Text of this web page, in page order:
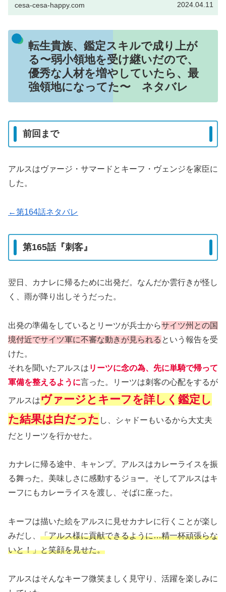
cesa-cesa-happy.com 2024.04.11
転生貴族、鑑定スキルで成り上が
る〜弱小領地を受け継いだので、
優秀な人材を増やしていたら、最
強領地になってた〜 ネタバレ
前回まで
アルスはヴァージ・サマードとキーフ・ヴェンジを家臣に
した。
←第164話ネタバレ
第165話『刺客』
翌日、カナレに帰るために出発だ。なんだか雲行きが怪し
く、雨が降り出しそうだった。
出発の準備をしているとリーツが兵士からサイツ州との国
境付近でサイツ軍に不審な動きが見られる という報告を受
けた。
それを聞いたアルスは リーツに念の為、先に単騎で帰って
軍備を整えるように言った。リーツは刺客の心配をするが
アルスはヴァージとキーフを詳しく鑑定し
た結果は白だった し、シャドーもいるから大丈夫
だとリーツを行かせた。
カナレに帰る途中、キャンプ。アルスはカレーライスを振
る舞った。美味しさに感動するジョー。そしてアルスはキ
ーフにもカレーライスを渡し、そばに座った。
キーフは描いた絵をアルスに見せカナレに行くことが楽し
みだし、 「アルス様に貢献できるように…精一杯頑張らな
いと！」と笑顔を見せた。
アルスはそんなキーフ微笑ましく見守り、活躍を楽しみに